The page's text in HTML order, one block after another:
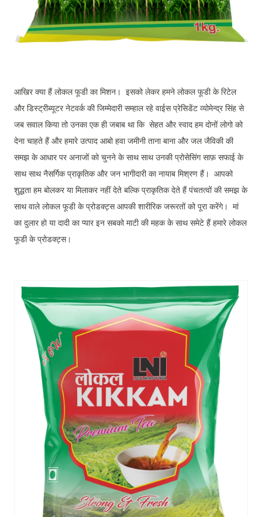
आखिर क्या हैं लोकल फूडी का मिशन। इसको लेकर हमने लोकल फूडी के रिटेल
और डिस्ट्रीब्यूटर नेटवर्क की जिम्मेदारी सम्हाल रहे वाईस प्रेसिडेंट व्योमेन्द्र सिंह से
जब सवाल किया तो उनका एक ही जबाब था कि सेहत और स्वाद हम दोनों लोगो को
देना चाहते हैं और हमारे उत्पाद आबो हवा जमीनी ताना बाना और जल जैविकी की
समझ के आधार पर अनाजों को चुनने के साथ साथ उनकी प्रोसेसिंग साफ़ सफाई के
साथ साथ नैसर्गिक प्राकृतिक और जन भागीदारी का नायाब मिश्रण हैं। आपको
शुद्धता हम बोलकर या मिलाकर नहीं देते बल्कि प्राकृतिक देते हैं पंचतत्वों की समझ के
साथ वाले लोकल फूडी के प्रोडक्ट्स आपकी शारीरिक जरूरतों को पूरा करेंगे। मां
का दुलार हो या दादी का प्यार इन सबको माटी की महक के साथ समेटे हैं हमारे लोकल
फूडी के प्रोडक्ट्स।